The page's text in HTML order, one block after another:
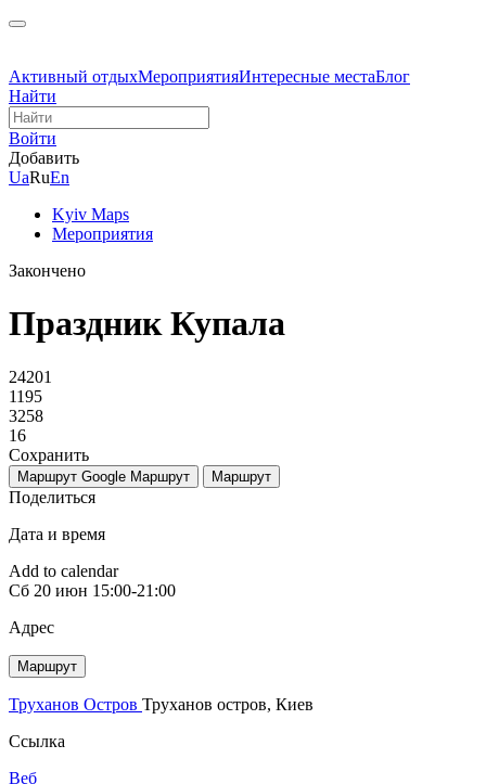
Активный отдыхМероприятияИнтересные местаБлог
Найти
Войти
Добавить
UaRuEn
Kyiv Maps
Мероприятия
Закончено
Праздник Купала
24201
1195
3258
16
Сохранить
Маршрут Google Маршрут Маршрут
Поделиться
Дата и время
Add to calendar
Сб 20 июн 15:00-21:00
Адрес
Маршрут
Труханов Остров Труханов остров, Киев
Ссылка
Веб